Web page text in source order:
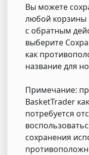
Вы можете
любой корзины
с обратным
выберите
как
название для
Примечание:
BasketTrader
потребуется
сохранения